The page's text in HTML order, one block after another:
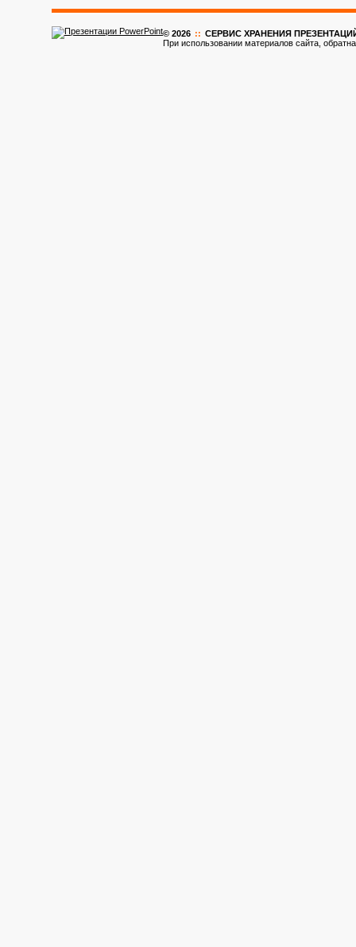
© 2026 :: CЕРВИС ХРАНЕНИЯ ПРЕЗЕНТАЦИЙ
При использовании материалов сайта,